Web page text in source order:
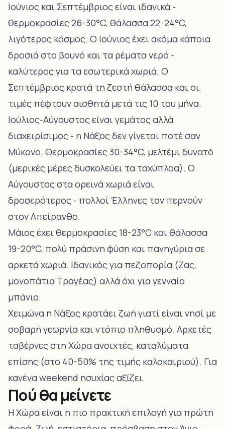
Ιούνιος και Σεπτέμβριος είναι ιδανικά -
θερμοκρασίες 26-30°C, θάλασσα 22-24°C,
λιγότερος κόσμος. Ο Ιούνιος έχει ακόμα κάποια
δροσιά στο βουνό και τα ρέματα νερό -
καλύτερος για τα εσωτερικά χωριά. Ο
Σεπτέμβριος κρατά τη ζεστή θάλασσα και οι
τιμές πέφτουν αισθητά μετά τις 10 του μήνα.
Ιούλιος-Αύγουστος είναι γεμάτος αλλά
διαχειρίσιμος - η Νάξος δεν γίνεται ποτέ σαν
Μύκονο. Θερμοκρασίες 30-34°C, μελτέμι δυνατό
(μερικές μέρες δυσκολεύει τα ταχύπλοα). Ο
Αύγουστος στα ορεινά χωριά είναι
δροσερότερος - πολλοί Έλληνες τον περνούν
στον Απείρανθο.
Μάιος έχει θερμοκρασίες 18-23°C και θάλασσα
19-20°C, πολύ πράσινη φύση και πανηγύρια σε
αρκετά χωριά. Ιδανικός για πεζοπορία (Ζας,
μονοπάτια Τραγέας) αλλά όχι για γενναίο
μπάνιο.
Χειμώνα η Νάξος κρατάει ζωή γιατί είναι νησί με
σοβαρή γεωργία και ντόπιο πληθυσμό. Αρκετές
ταβέρνες στη Χώρα ανοιχτές, καταλύματα
επίσης (στο 40-50% της τιμής καλοκαιριού). Για
κανένα weekend ησυχίας αξίζει.
Πού θα μείνετε
Η Χώρα είναι η πιο πρακτική επιλογή για πρώτη